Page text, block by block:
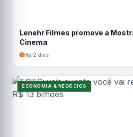
Lenehr Filmes promove a
Cinema
Há 2 dias
ECONOMIA & NEGÓCIOS